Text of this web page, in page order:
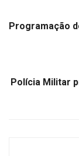
Programação
Polícia Militar